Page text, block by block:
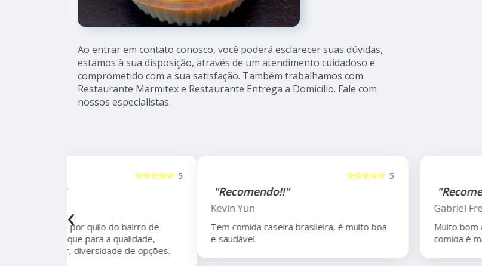
Ao entrar em contato conosco, você poderá esclarecer suas dúvidas,
estamos à sua disposição, através de um atendimento cuidadoso e
comprometido com a sua satisfação. Também trabalhamos com
Restaurante Marmitex e Restaurante Entrega a Domicílio. Fale com
nossos especialistas.
Tem comida caseira brasileira, é muito boa
e saudável.
Muito bom atendimento do Anderson, e a
‹